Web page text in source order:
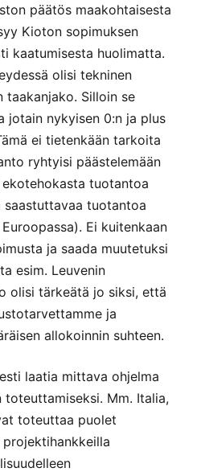
päätös maakohtaisesta
Kioton sopimuksen
kaatumisesta huolimatta.
olisi tekninen
taakanjako. Silloin se
jotain nykyisen 0:n ja plus
ei tietenkään tarkoita
ryhtyisi päästelemään
tuotantoa
saastuttavaa tuotantoa
Ei kuitenkaan
ja saada muutetuksi
esim. Leuvenin
olisi tärkeätä jo siksi, että
ja
allokoinnin suhteen.
laatia mittava ohjelma
Mm. Italia,
toteuttaa puolet